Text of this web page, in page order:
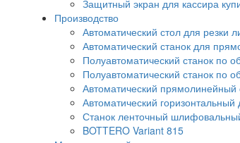
Защитный экран для кассира
Производство
Автоматический стол для резки
Автоматический станок для
Полуавтоматический станок по
Полуавтоматический станок по
Автоматический прямолинейный
Автоматический
Станок ленточный
BOTTERO Variant 815